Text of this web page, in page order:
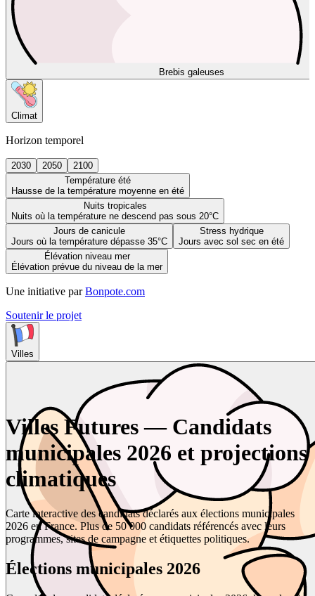
Brebis galeuses
Climat
Horizon temporel
2030 2050
2100
Température été
Hausse de la température moyenne en été
Nuits tropicales
Nuits où la température ne descend pas sous 20°C
Jours de canicule
Jours où la température dépasse 35°C
Stress hydrique
Jours avec sol sec en été
Élévation niveau mer
Élévation prévue du niveau de la mer
Une initiative par Bonpote.com
Soutenir le projet
Villes
Villes Futures — Candidats
municipales 2026 et projections
climatiques
Carte interactive des candidats déclarés aux élections municipales
2026 en France. Plus de 50 000 candidats référencés avec leurs
programmes, sites de campagne et étiquettes politiques.
Élections municipales 2026